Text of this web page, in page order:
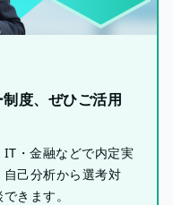
度、ぜひご活用
・金融などで内定実
己分析から選考対
きます。